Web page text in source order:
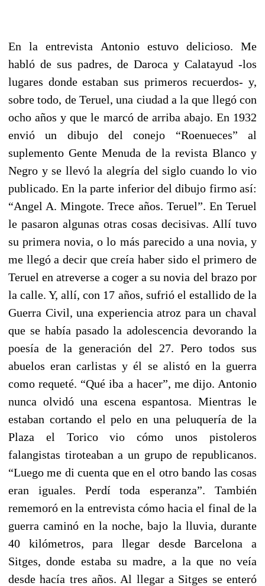
En la entrevista Antonio estuvo delicioso. Me
habló de sus padres, de Daroca y Calatayud -los
lugares donde estaban sus primeros recuerdos- y,
sobre todo, de Teruel, una ciudad a la que llegó con
ocho años y que le marcó de arriba abajo. En 1932
envió un dibujo del conejo “Roenueces” al
suplemento Gente Menuda de la revista Blanco y
Negro y se llevó la alegría del siglo cuando lo vio
publicado. En la parte inferior del dibujo firmo así:
“Angel A. Mingote. Trece años. Teruel”. En Teruel
le pasaron algunas otras cosas decisivas. Allí tuvo
su primera novia, o lo más parecido a una novia, y
me llegó a decir que creía haber sido el primero de
Teruel en atreverse a coger a su novia del brazo por
la calle. Y, allí, con 17 años, sufrió el estallido de la
Guerra Civil, una experiencia atroz para un chaval
que se había pasado la adolescencia devorando la
poesía de la generación del 27. Pero todos sus
abuelos eran carlistas y él se alistó en la guerra
como requeté. “Qué iba a hacer”, me dijo. Antonio
nunca olvidó una escena espantosa. Mientras le
estaban cortando el pelo en una peluquería de la
Plaza el Torico vio cómo unos pistoleros
falangistas tiroteaban a un grupo de republicanos.
“Luego me di cuenta que en el otro bando las cosas
eran iguales. Perdí toda esperanza”. También
rememoró en la entrevista cómo hacia el final de la
guerra caminó en la noche, bajo la lluvia, durante
40 kilómetros, para llegar desde Barcelona a
Sitges, donde estaba su madre, a la que no veía
desde hacía tres años. Al llegar a Sitges se enteró